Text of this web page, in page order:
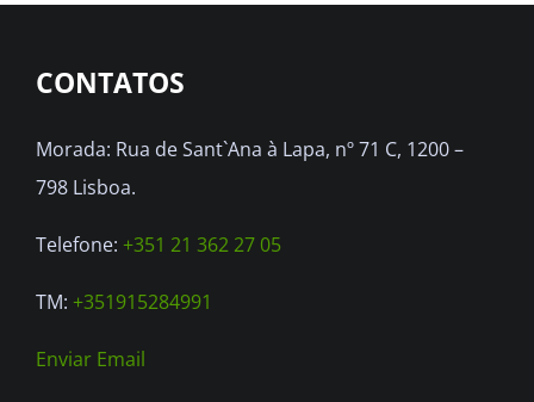
CONTATOS
Morada: Rua de Sant`Ana à Lapa, nº 71 C, 1200 –
798 Lisboa.
Telefone: +351 21 362 27 05
TM: +351915284991
Enviar Email